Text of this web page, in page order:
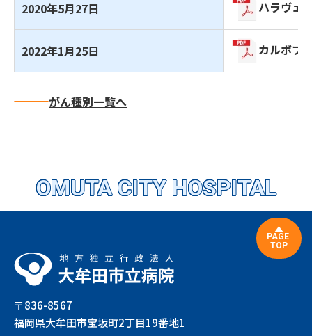
2020年5月27日 ハラヴェ
2022年1月25日 カルボプ
がん種別一覧へ
OMUTA CITY HOSPITAL
〒836-8567
福岡県大牟田市宝坂町2丁目19番地1
PAGE
TOP